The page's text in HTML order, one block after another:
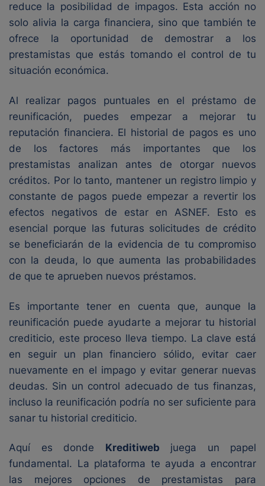
reduce la posibilidad de impagos. Esta acción no
solo alivia la carga financiera, sino que también te
ofrece la oportunidad de demostrar a los
prestamistas que estás tomando el control de tu
situación económica.
Al realizar pagos puntuales en el préstamo de
reunificación, puedes empezar a mejorar tu
reputación financiera. El historial de pagos es uno
de los factores más importantes que los
prestamistas analizan antes de otorgar nuevos
créditos. Por lo tanto, mantener un registro limpio y
constante de pagos puede empezar a revertir los
efectos negativos de estar en ASNEF. Esto es
esencial porque las futuras solicitudes de crédito
se beneficiarán de la evidencia de tu compromiso
con la deuda, lo que aumenta las probabilidades
de que te aprueben nuevos préstamos.
Es importante tener en cuenta que, aunque la
reunificación puede ayudarte a mejorar tu historial
crediticio, este proceso lleva tiempo. La clave está
en seguir un plan financiero sólido, evitar caer
nuevamente en el impago y evitar generar nuevas
deudas. Sin un control adecuado de tus finanzas,
incluso la reunificación podría no ser suficiente para
sanar tu historial crediticio.
Aquí es donde Kreditiweb juega un papel
fundamental. La plataforma te ayuda a encontrar
las mejores opciones de prestamistas para